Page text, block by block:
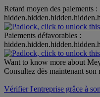
Retard moyen des paiements :
Paiements défavorables :
Want to know more about
Consultez dès maintenant
Vérifier l'entreprise grâce à